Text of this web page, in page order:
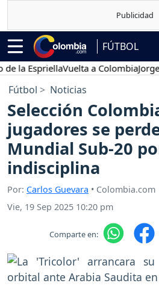
FÚTBOL
EspriellaVuelta a ColombiaJorge
Fútbol Noticias
Selección
jugadores se
Mundial Sub-20
indisciplina
Por: Carlos Guevara • Colombia.com
Vie, 19 Sep 2025 10:20 pm
Comparte en: